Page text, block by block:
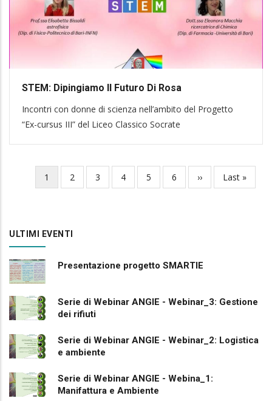
STEM: Dipingiamo Il Futuro Di Rosa
Incontri con donne di scienza nell’ambito del Progetto
“Ex-cursus III” del Liceo Classico Socrate
Pagination
Current
page
1 Page
2 Page
3 Page
4 Page
5 Page
6
Next
page
››
Last
page
Last »
ULTIMI EVENTI
Presentazione progetto SMARTIE
Serie di Webinar ANGIE - Webinar_3: Gestione
dei rifiuti
Serie di Webinar ANGIE - Webinar_2: Logistica
e ambiente
Serie di Webinar ANGIE - Webina_1:
Manifattura e Ambiente